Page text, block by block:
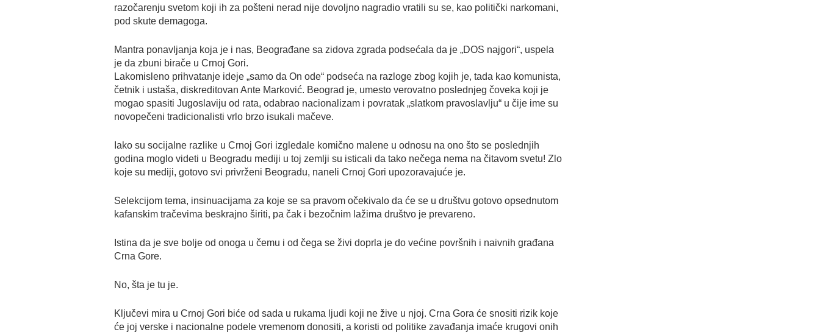
razočarenju svetom koji ih za pošteni nerad nije dovoljno nagradio vratili su se, kao politički narkomani,
pod skute demagoga.
Mantra ponavljanja koja je i nas, Beograđane sa zidova zgrada podsećala da je „DOS najgori“, uspela
je da zbuni birače u Crnoj Gori.
Lakomisleno prihvatanje ideje „samo da On ode“ podseća na razloge zbog kojih je, tada kao komunista,
četnik i ustaša, diskreditovan Ante Marković. Beograd je, umesto verovatno poslednjeg čoveka koji je
mogao spasiti Jugoslaviju od rata, odabrao nacionalizam i povratak „slatkom pravoslavlju“ u čije ime su
novopečeni tradicionalisti vrlo brzo isukali mačeve.
Iako su socijalne razlike u Crnoj Gori izgledale komično malene u odnosu na ono što se poslednjih
godina moglo videti u Beogradu mediji u toj zemlji su isticali da tako nečega nema na čitavom svetu! Zlo
koje su mediji, gotovo svi privrženi Beogradu, naneli Crnoj Gori upozoravajuće je.
Selekcijom tema, insinuacijama za koje se sa pravom očekivalo da će se u društvu gotovo opsednutom
kafanskim tračevima beskrajno širiti, pa čak i bezočnim lažima društvo je prevareno.
Istina da je sve bolje od onoga u čemu i od čega se živi doprla je do većine površnih i naivnih građana
Crna Gore.
No, šta je tu je.
Ključevi mira u Crnoj Gori biće od sada u rukama ljudi koji ne žive u njoj. Crna Gora će snositi rizik koje
će joj verske i nacionalne podele vremenom donositi, a koristi od politike zavađanja imaće krugovi onih